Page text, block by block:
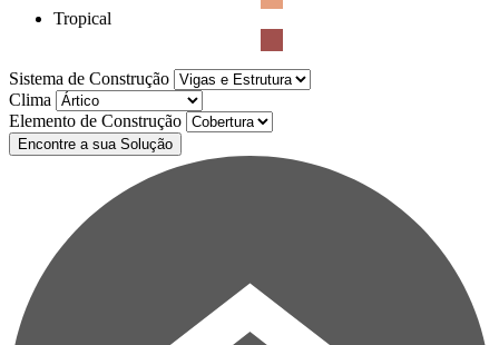
Tropical
Sistema de Construção
Clima
Elemento de Construção
Encontre a sua Solução